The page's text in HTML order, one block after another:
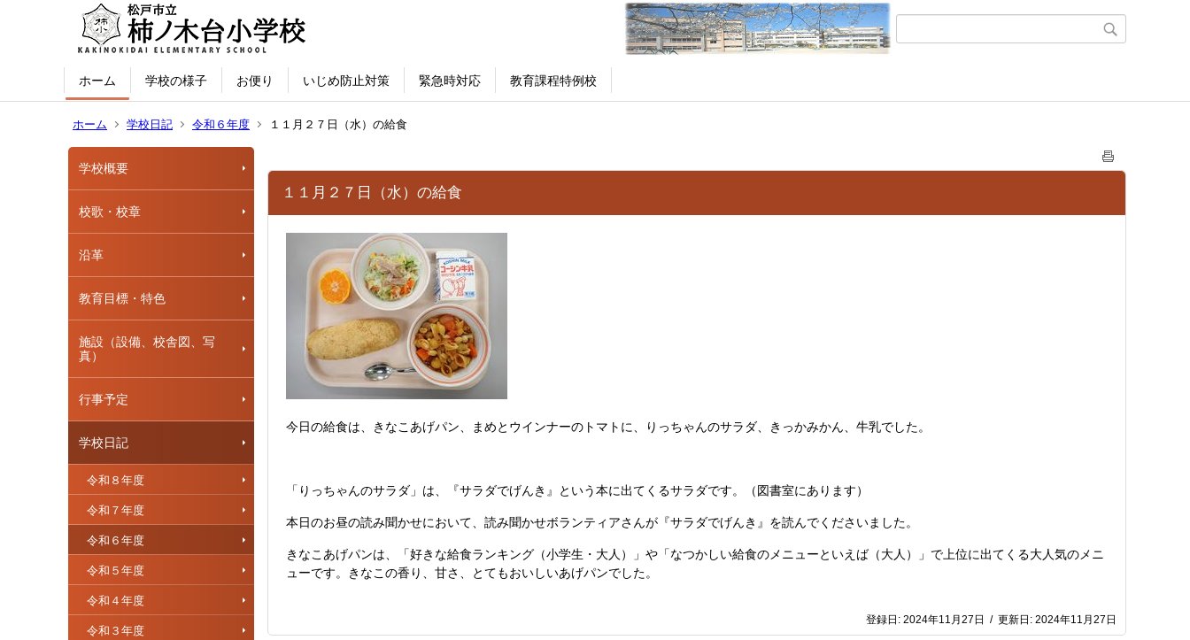
ホーム 学校の様子 お便り いじめ防止対策 緊急時対応 教育課程特例校
ホーム 学校日記 令和６年度 １１月２７日（水）の給食
学校概要
校歌・校章
沿革
教育目標・特色
施設（設備、校舎図、写
真）
行事予定
学校日記
令和８年度
令和７年度
令和６年度
令和５年度
令和４年度
令和３年度
１１月２７日（水）の給食
今日の給食は、きなこあげパン、まめとウインナーのトマトに、りっちゃんのサラダ、きっかみかん、牛乳でした。
「りっちゃんのサラダ」は、『サラダでげんき』という本に出てくるサラダです。（図書室にあります）
本日のお昼の読み聞かせにおいて、読み聞かせボランティアさんが『サラダでげんき』を読んでくださいました。
きなこあげパンは、「好きな給食ランキング（小学生・大人）」や「なつかしい給食のメニューといえば（大人）」で上位に出てくる大人気のメニ
ューです。きなこの香り、甘さ、とてもおいしいあげパンでした。
登録日: 2024年11月27日 / 更新日: 2024年11月27日